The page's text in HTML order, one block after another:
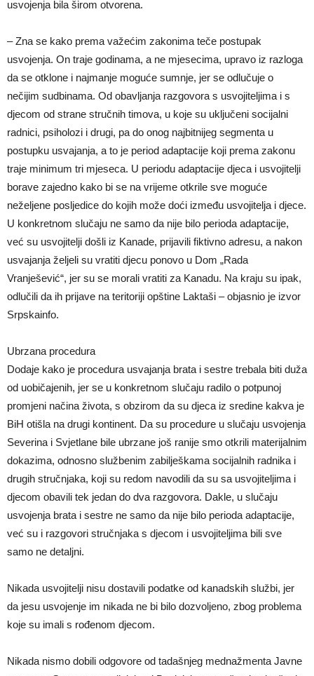
usvojenja bila širom otvorena.
– Zna se kako prema važećim zakonima teče postupak
usvojenja. On traje godinama, a ne mjesecima, upravo iz razloga
da se otklone i najmanje moguće sumnje, jer se odlučuje o
nečijim sudbinama. Od obavljanja razgovora s usvojiteljima i s
djecom od strane stručnih timova, u koje su uključeni socijalni
radnici, psiholozi i drugi, pa do onog najbitnijeg segmenta u
postupku usvajanja, a to je period adaptacije koji prema zakonu
traje minimum tri mjeseca. U periodu adaptacije djeca i usvojitelji
borave zajedno kako bi se na vrijeme otkrile sve moguće
neželjene posljedice do kojih može doći između usvojitelja i djece.
U konkretnom slučaju ne samo da nije bilo perioda adaptacije,
već su usvojitelji došli iz Kanade, prijavili fiktivno adresu, a nakon
usvajanja željeli su vratiti djecu ponovo u Dom „Rada
Vranješević“, jer su se morali vratiti za Kanadu. Na kraju su ipak,
odlučili da ih prijave na teritoriji opštine Laktaši – objasnio je izvor
Srpskainfo.
Ubrzana procedura
Dodaje kako je procedura usvajanja brata i sestre trebala biti duža
od uobičajenih, jer se u konkretnom slučaju radilo o potpunoj
promjeni načina života, s obzirom da su djeca iz sredine kakva je
BiH otišla na drugi kontinent. Da su procedure u slučaju usvojenja
Severina i Svjetlane bile ubrzane još ranije smo otkrili materijalnim
dokazima, odnosno službenim zabilješkama socijalnih radnika i
drugih stručnjaka, koji su redom navodili da su sa usvojiteljima i
djecom obavili tek jedan do dva razgovora. Dakle, u slučaju
usvojenja brata i sestre ne samo da nije bilo perioda adaptacije,
već su i razgovori stručnjaka s djecom i usvojiteljima bili sve
samo ne detaljni.
Nikada usvojitelji nisu dostavili podatke od kanadskih službi, jer
da jesu usvojenje im nikada ne bi bilo dozvoljeno, zbog problema
koje su imali s rođenom djecom.
Nikada nismo dobili odgovore od tadašnjeg mednažmenta Javne